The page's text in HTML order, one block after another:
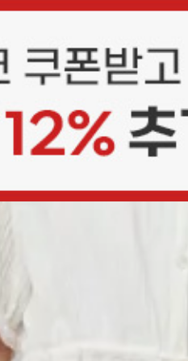
상품